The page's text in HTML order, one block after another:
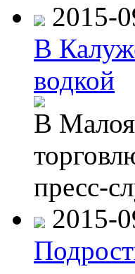
2015-
В
водкой
В
пресс-
2015-